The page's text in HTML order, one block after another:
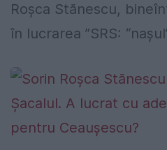
Roșca Stănescu,
în lucrarea ”SRS: